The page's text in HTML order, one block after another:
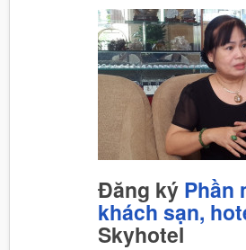
Đăng ký Phần
khách sạn,
Skyhotel